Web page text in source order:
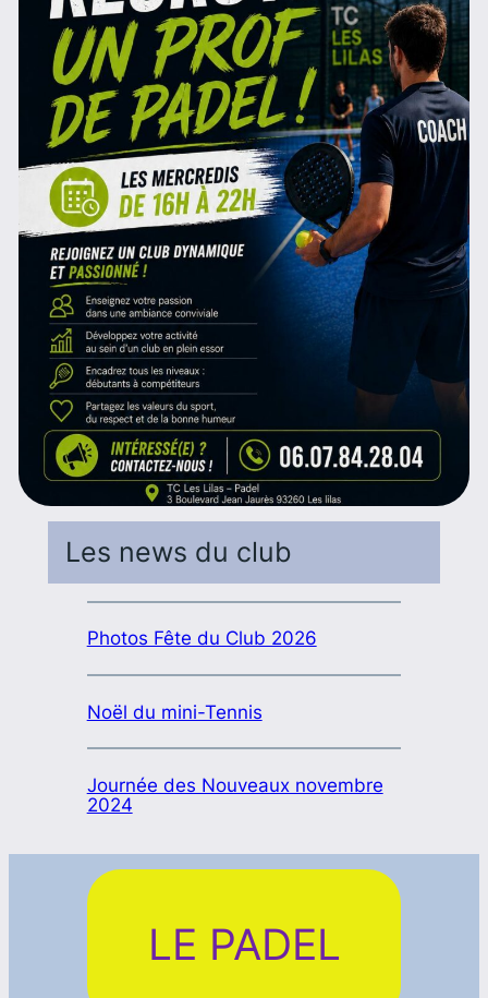
Les news du club
Photos Fête du Club 2026
Noël du mini-Tennis
Journée des Nouveaux novembre
2024
LE PADEL